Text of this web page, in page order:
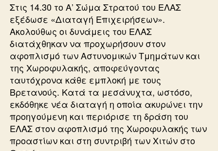
Στις 14.30 το Α’ Σώμα Στρατού του ΕΛΑΣ
εξέδωσε «Διαταγή Επιχειρήσεων».
Ακολούθως οι δυνάμεις του ΕΛΑΣ
διατάχθηκαν να προχωρήσουν στον
αφοπλισμό των Αστυνομικών Τμημάτων και
της Χωροφυλακής, αποφεύγοντας
ταυτόχρονα κάθε εμπλοκή με τους
Βρετανούς. Κατά τα μεσάνυχτα, ωστόσο,
εκδόθηκε νέα διαταγή η οποία ακυρώνει την
προηγούμενη και περιόρισε τη δράση του
ΕΛΑΣ στον αφοπλισμό της Χωροφυλακής των
προαστίων και στη συντριβή των Χιτών στο